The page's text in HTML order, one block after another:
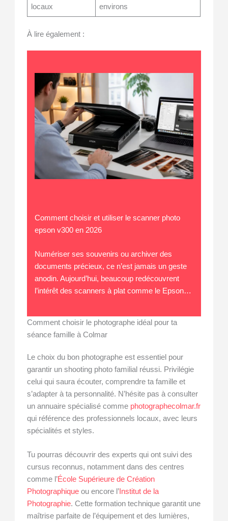
locaux
environs
À lire également :
Comment choisir et utiliser le scanner photo
epson v300 en 2026
Numériser ses souvenirs ou archiver des
documents précieux, ce n’est jamais un geste
anodin. Aujourd’hui, beaucoup redécouvrent
l’intérêt des scanners à plat comme le Epson…
Comment choisir le photographe idéal pour ta
séance famille à Colmar
Le choix du bon photographe est essentiel pour
garantir un shooting photo familial réussi. Privilégie
celui qui saura écouter, comprendre ta famille et
s’adapter à ta personnalité. N’hésite pas à consulter
un annuaire spécialisé comme photographecolmar.fr
qui référence des professionnels locaux, avec leurs
spécialités et styles.
Tu pourras découvrir des experts qui ont suivi des
cursus reconnus, notamment dans des centres
comme l’École Supérieure de Création
Photographique ou encore l’ Institut de la
Photographie. Cette formation technique garantit une
maîtrise parfaite de l’équipement et des lumières,